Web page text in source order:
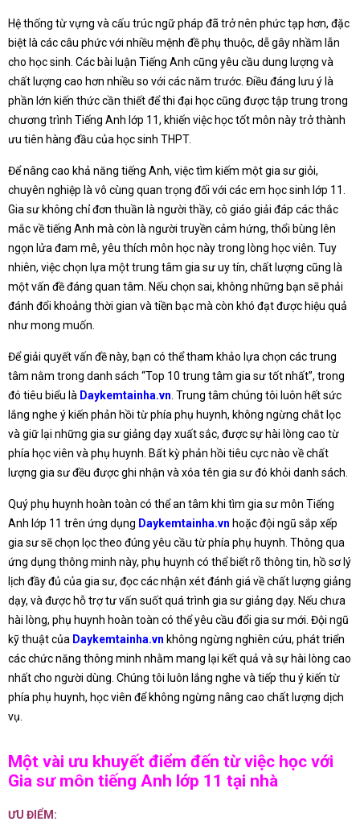
Hệ thống từ vựng và cấu trúc ngữ pháp đã trở nên phức tạp hơn, đặc
biệt là các câu phức với nhiều mệnh đề phụ thuộc, dễ gây nhầm lẫn
cho học sinh. Các bài luận Tiếng Anh cũng yêu cầu dung lượng và
chất lượng cao hơn nhiều so với các năm trước. Điều đáng lưu ý là
phần lớn kiến thức cần thiết để thi đại học cũng được tập trung trong
chương trình Tiếng Anh lớp 11, khiến việc học tốt môn này trở thành
ưu tiên hàng đầu của học sinh THPT.
Để nâng cao khả năng tiếng Anh, việc tìm kiếm một gia sư giỏi,
chuyên nghiệp là vô cùng quan trọng đối với các em học sinh lớp 11.
Gia sư không chỉ đơn thuần là người thầy, cô giáo giải đáp các thắc
mắc về tiếng Anh mà còn là người truyền cảm hứng, thổi bùng lên
ngọn lửa đam mê, yêu thích môn học này trong lòng học viên. Tuy
nhiên, việc chọn lựa một trung tâm gia sư uy tín, chất lượng cũng là
một vấn đề đáng quan tâm. Nếu chọn sai, không những bạn sẽ phải
đánh đổi khoảng thời gian và tiền bạc mà còn khó đạt được hiệu quả
như mong muốn.
Để giải quyết vấn đề này, bạn có thể tham khảo lựa chọn các trung
tâm nằm trong danh sách “Top 10 trung tâm gia sư tốt nhất”, trong
đó tiêu biểu là Daykemtainha.vn . Trung tâm chúng tôi luôn hết sức
lắng nghe ý kiến phản hồi từ phía phụ huynh, không ngừng chắt lọc
và giữ lại những gia sư giảng dạy xuất sắc, được sự hài lòng cao từ
phía học viên và phụ huynh. Bất kỳ phản hồi tiêu cực nào về chất
lượng gia sư đều được ghi nhận và xóa tên gia sư đó khỏi danh sách.
Quý phụ huynh hoàn toàn có thể an tâm khi tìm gia sư môn Tiếng
Anh lớp 11 trên ứng dụng Daykemtainha.vn hoặc đội ngũ sắp xếp
gia sư sẽ chọn lọc theo đúng yêu cầu từ phía phụ huynh. Thông qua
ứng dụng thông minh này, phụ huynh có thể biết rõ thông tin, hồ sơ lý
lịch đầy đủ của gia sư, đọc các nhận xét đánh giá về chất lượng giảng
dạy, và được hỗ trợ tư vấn suốt quá trình gia sư giảng dạy. Nếu chưa
hài lòng, phụ huynh hoàn toàn có thể yêu cầu đổi gia sư mới. Đội ngũ
kỹ thuật của Daykemtainha.vn không ngừng nghiên cứu, phát triển
các chức năng thông minh nhằm mang lại kết quả và sự hài lòng cao
nhất cho người dùng. Chúng tôi luôn lắng nghe và tiếp thu ý kiến từ
phía phụ huynh, học viên để không ngừng nâng cao chất lượng dịch
vụ.
Một vài ưu khuyết điểm đến từ việc học với
Gia sư môn tiếng Anh lớp 11 tại nhà
ƯU ĐIỂM: